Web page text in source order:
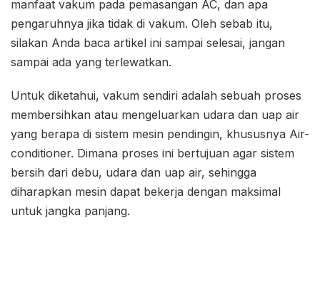
manfaat vakum pada pemasangan AC, dan apa
pengaruhnya jika tidak di vakum. Oleh sebab itu,
silakan Anda baca artikel ini sampai selesai, jangan
sampai ada yang terlewatkan.
Untuk diketahui, vakum sendiri adalah sebuah proses
membersihkan atau mengeluarkan udara dan uap air
yang berapa di sistem mesin pendingin, khususnya Air-
conditioner. Dimana proses ini bertujuan agar sistem
bersih dari debu, udara dan uap air, sehingga
diharapkan mesin dapat bekerja dengan maksimal
untuk jangka panjang.